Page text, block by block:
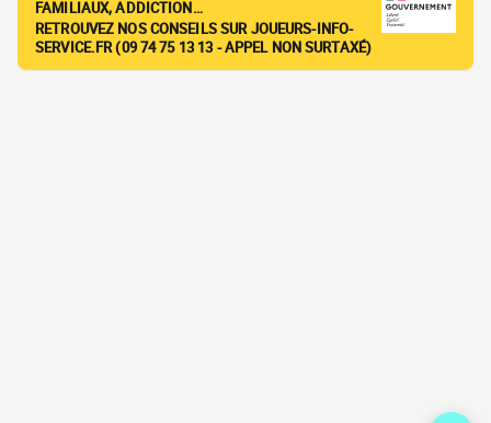
FAMILIAUX, ADDICTION…
RETROUVEZ NOS CONSEILS SUR JOUEURS-INFO-
SERVICE.FR (09 74 75 13 13 - APPEL NON SURTAXÉ)